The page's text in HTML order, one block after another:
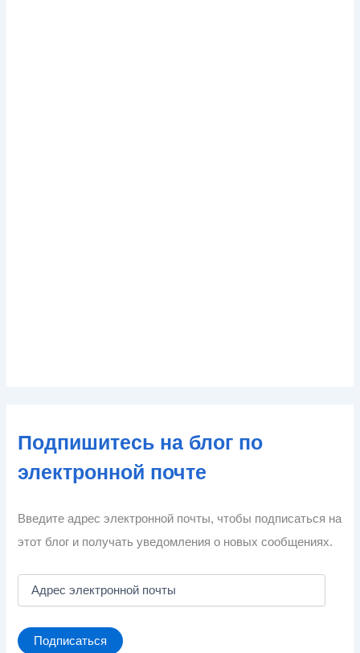
Подпишитесь на блог по
электронной почте
Введите адрес электронной почты, чтобы подписаться на
этот блог и получать уведомления о новых сообщениях.
е
с
Подписаться